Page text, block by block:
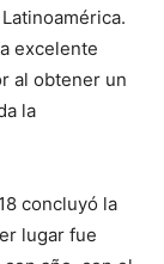
excelente
al obtener un
la
concluyó la
lugar fue